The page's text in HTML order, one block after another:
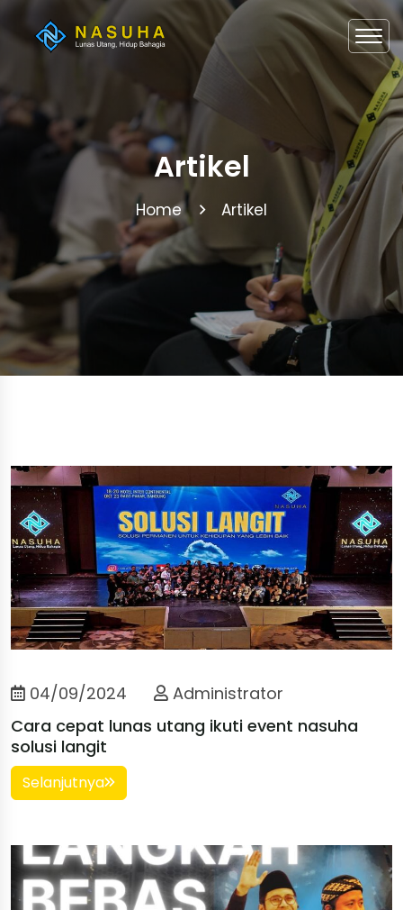
Artikel
Home Artikel
04/09/2024
Administrator
Cara cepat lunas utang ikuti event nasuha
solusi langit
Selanjutnya